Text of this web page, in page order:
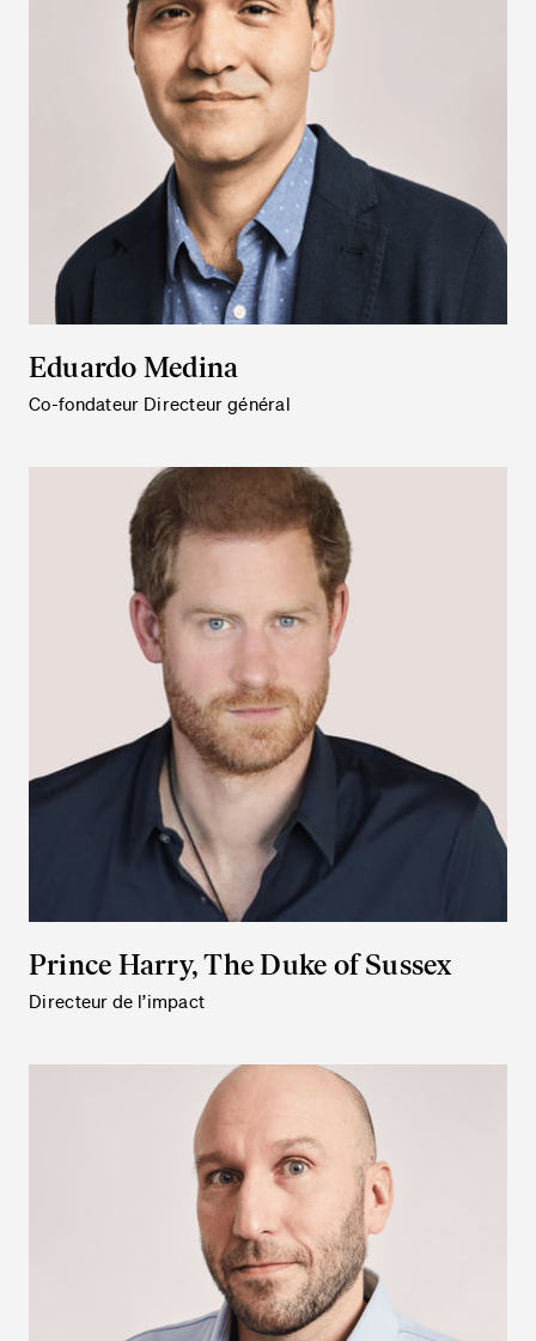
Eduardo Medina
Co-fondateur Directeur général
Prince Harry, The Duke of Sussex
Directeur de l’impact